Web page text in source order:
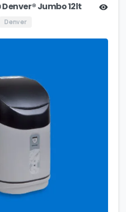
Denver® Jumbo 12lt
Denver